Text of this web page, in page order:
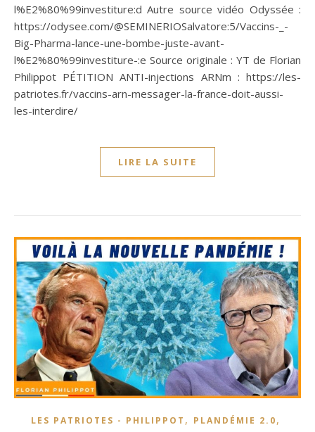
l%E2%80%99investiture:d Autre source vidéo Odyssée :
https://odysee.com/@SEMINERIOSalvatore:5/Vaccins-_-
Big-Pharma-lance-une-bombe-juste-avant-
l%E2%80%99investiture-:e Source originale : YT de Florian
Philippot PÉTITION ANTI-injections ARNm : https://les-
patriotes.fr/vaccins-arn-messager-la-france-doit-aussi-
les-interdire/
LIRE LA SUITE
LES PATRIOTES - PHILIPPOT , PLANDÉMIE 2.0,